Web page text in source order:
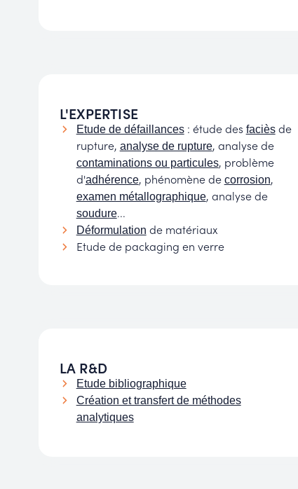
L'EXPERTISE
Etude de défaillances: étude des facièsde
rupture, analyse de rupture, analyse de
contaminations ou particules, problème
d'adhérence, phénomène de corrosion,
examen métallographique, analyse de
soudure...
Déformulation de matériaux
Etude de packaging en verre
LA R&D
Etude bibliographique
Création et transfert de méthodes
analytiques